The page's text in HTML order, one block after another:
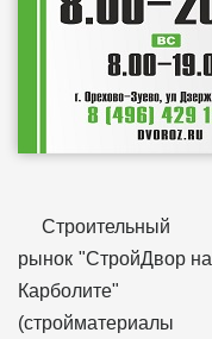
Строительный
рынок "СтройДвор на
Карболите"
(стройматериалы